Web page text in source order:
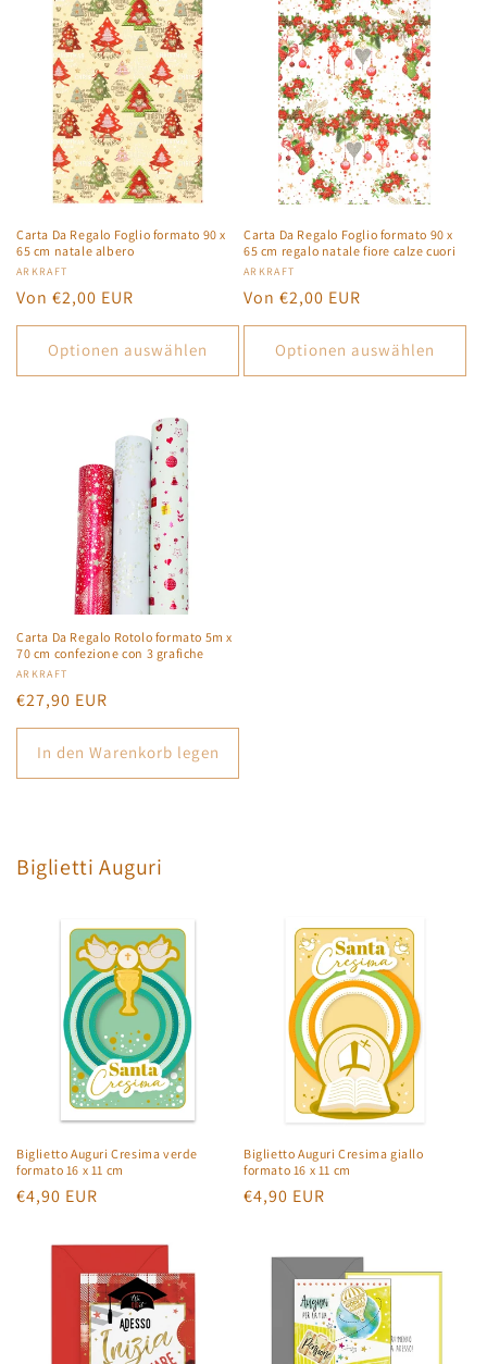
Carta Da Regalo Foglio formato 90 x
65 cm natale albero
Anbieter:
ARKRAFT
Normaler
Preis
Von €2,00 EUR
Optionen auswählen
Carta Da Regalo Foglio formato 90 x
65 cm regalo natale fiore calze cuori
Anbieter:
ARKRAFT
Normaler
Preis
Von €2,00 EUR
Optionen auswählen
Carta Da Regalo Rotolo formato 5m x
70 cm confezione con 3 grafiche
Anbieter:
ARKRAFT
Normaler
Preis
€27,90 EUR
In den Warenkorb legen
Biglietti Auguri
Biglietto Auguri Cresima verde
formato 16 x 11 cm
Normaler
€4,90 EUR
Biglietto Auguri Cresima giallo
formato 16 x 11 cm
Normaler
€4,90 EUR